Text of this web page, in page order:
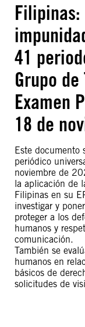
41
Grupo
Examen
18 de
Este documento
periódico
noviembre de
la aplicación de
Filipinas en su
investigar y
proteger a los
humanos y
comunicación.
También se
humanos en
básicos de
solicitudes de